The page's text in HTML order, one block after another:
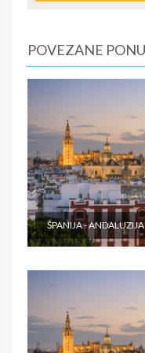
plaćaju se na licu
POVEZANE
ŠPANIJA - ANDALUZIJA